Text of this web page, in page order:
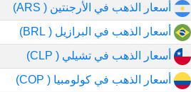
أسعار الذهب في الأرجنتين ( ARS)
أسعار الذهب في البرازيل ( BRL)
أسعار الذهب في تشيلي ( CLP)
أسعار الذهب في كولومبيا ( COP)